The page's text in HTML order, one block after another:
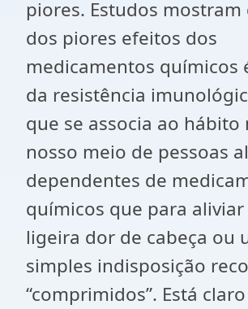
piores. Estudos mostram
dos piores efeitos dos
medicamentos químicos
da resistência
que se associa ao hábito
nosso meio de pessoas
dependentes de
químicos que para aliviar
ligeira dor de cabeça ou
simples indisposição
“comprimidos”. Está